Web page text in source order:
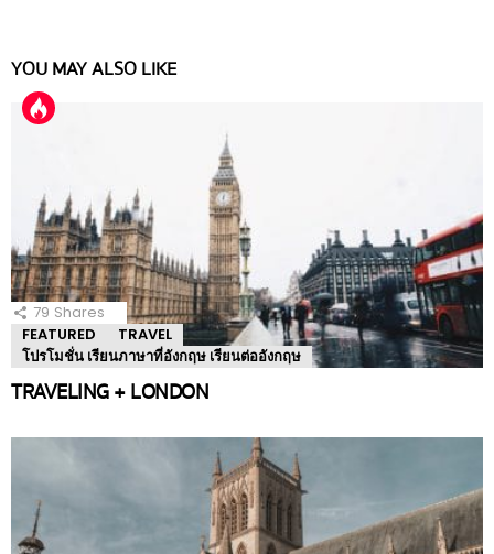
YOU MAY ALSO LIKE
79 Shares
FEATURED
TRAVEL
โปรโมชั่น เรียนภาษาที่อังกฤษ เรียนต่ออังกฤษ
TRAVELING + LONDON